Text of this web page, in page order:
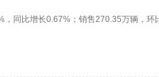
同比增长0.67%；销售270.35万辆，环